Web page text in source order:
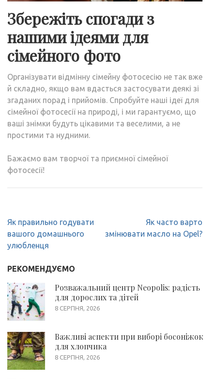
Збережіть спогади з
нашими ідеями для
сімейного фото
Організувати відмінну сімейну фотосесію не так вже
й складно, якщо вам вдасться застосувати деякі зі
згаданих порад і прийомів. Спробуйте наші ідеї для
сімейної фотосесії на природі, і ми гарантуємо, що
ваші знімки будуть цікавими та веселими, а не
простими та нудними.
Бажаємо вам творчої та приємної сімейної
фотосесії!
Навігація
записів
Як правильно годувати
вашого домашнього
улюбленця
Як часто варто
змінювати масло на Opel?
РЕКОМЕНДУЄМО
Розважальний центр Neopolis: радість
для дорослих та дітей
8 СЕРПНЯ, 2026
Важливі аспекти при виборі босоніжок
для хлопчика
8 СЕРПНЯ, 2026